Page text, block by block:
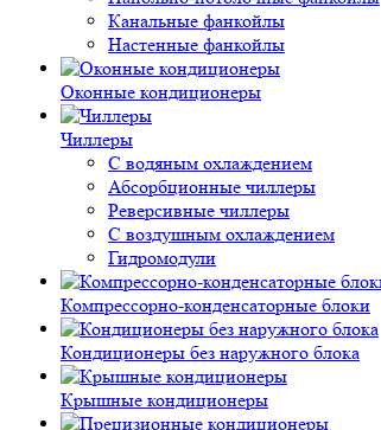
Канальные фанкойлы
Настенные фанкойлы
Оконные кондиционеры
Чиллеры
С водяным охлаждением
Абсорбционные чиллеры
Реверсивные чиллеры
С воздушным охлаждением
Гидромодули
Компрессорно-конденсаторные блоки
Кондиционеры без наружного блока
Крышные кондиционеры